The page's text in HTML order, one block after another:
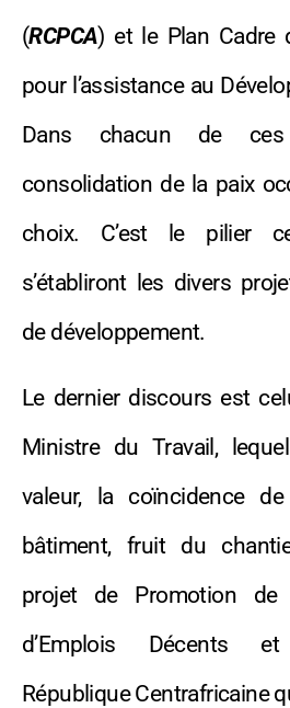
(RCPCA) et le Plan Cadre
pour l’assistance au
Dans chacun de
consolidation de la paix
choix. C’est le pilier
s’établiront les divers
de développement.
Le dernier discours est
Ministre du Travail,
valeur, la coïncidence de
bâtiment, fruit du
projet de Promotion de
d’Emplois Décents
République Centrafricaine